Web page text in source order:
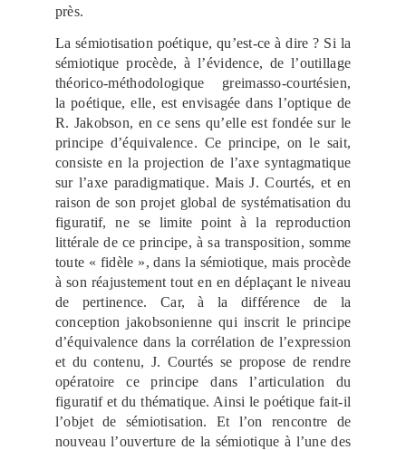
près.
La sémiotisation poétique, qu’est-ce à dire ? Si la
sémiotique procède, à l’évidence, de l’outillage
théorico-méthodologique greimasso-courtésien,
la poétique, elle, est envisagée dans l’optique de
R. Jakobson, en ce sens qu’elle est fondée sur le
principe d’équivalence. Ce principe, on le sait,
consiste en la projection de l’axe syntagmatique
sur l’axe paradigmatique. Mais J. Courtés, et en
raison de son projet global de systématisation du
figuratif, ne se limite point à la reproduction
littérale de ce principe, à sa transposition, somme
toute « fidèle », dans la sémiotique, mais procède
à son réajustement tout en en déplaçant le niveau
de pertinence. Car, à la différence de la
conception jakobsonienne qui inscrit le principe
d’équivalence dans la corrélation de l’expression
et du contenu, J. Courtés se propose de rendre
opératoire ce principe dans l’articulation du
figuratif et du thématique. Ainsi le poétique fait-il
l’objet de sémiotisation. Et l’on rencontre de
nouveau l’ouverture de la sémiotique à l’une des